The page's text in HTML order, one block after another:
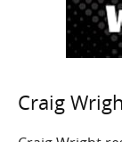
Craig